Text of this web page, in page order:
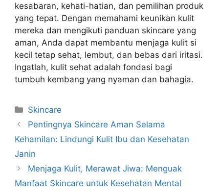
kesabaran, kehati-hatian, dan pemilihan produk
yang tepat. Dengan memahami keunikan kulit
mereka dan mengikuti panduan skincare yang
aman, Anda dapat membantu menjaga kulit si
kecil tetap sehat, lembut, dan bebas dari iritasi.
Ingatlah, kulit sehat adalah fondasi bagi
tumbuh kembang yang nyaman dan bahagia.
Kategori
Skincare
Pentingnya Skincare Aman Selama
Kehamilan: Lindungi Kulit Ibu dan Kesehatan
Janin
Menjaga Kulit, Merawat Jiwa: Menguak
Manfaat Skincare untuk Kesehatan Mental